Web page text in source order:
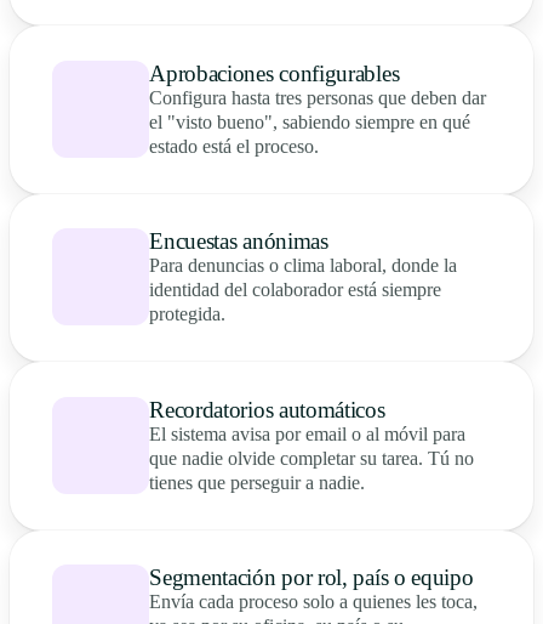
Aprobaciones configurables
Configura hasta tres personas que deben dar
el "visto bueno", sabiendo siempre en qué
estado está el proceso.
Encuestas anónimas
Para denuncias o clima laboral, donde la
identidad del colaborador está siempre
protegida.
Recordatorios automáticos
El sistema avisa por email o al móvil para
que nadie olvide completar su tarea. Tú no
tienes que perseguir a nadie.
Segmentación por rol, país o equipo
Envía cada proceso solo a quienes les toca,